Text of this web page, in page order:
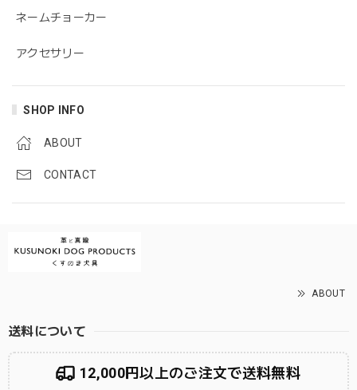
ネームチョーカー
アクセサリー
SHOP INFO
ABOUT
CONTACT
ABOUT
送料について
12,000円以上のご注文で送料無料